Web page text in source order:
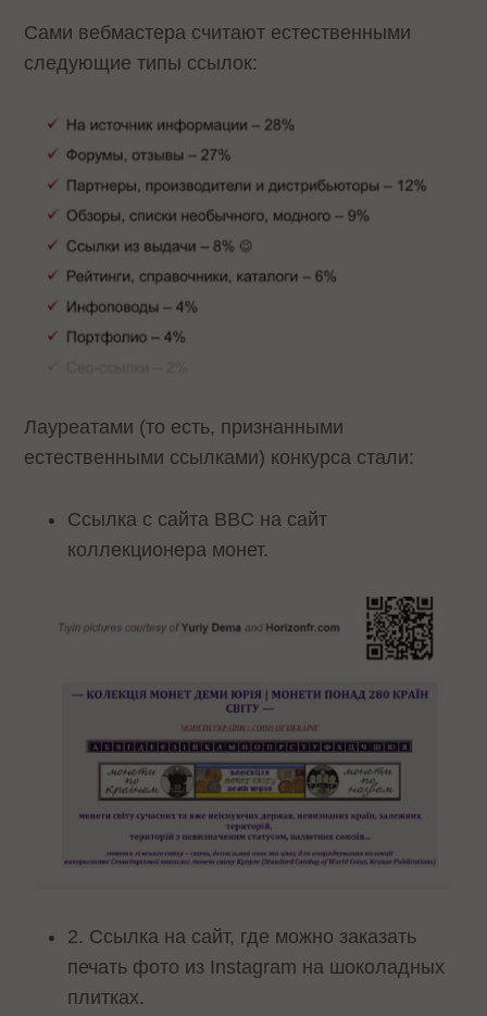
Сами вебмастера считают естественными
следующие типы ссылок:
Лауреатами (то есть, признанными
естественными ссылками) конкурса стали:
Ссылка с сайта BBC на сайт
коллекционера монет.
2. Ссылка на сайт, где можно заказать
печать фото из Instagram на шоколадных
плитках.